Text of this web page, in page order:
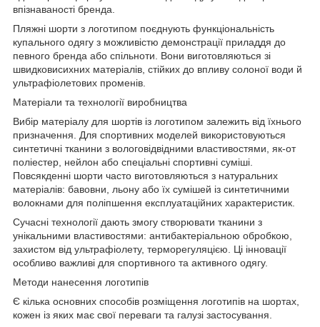
впізнаваності бренда.
Пляжні шорти з логотипом поєднують функціональність
купального одягу з можливістю демонстрації приладдя до
певного бренда або спільноти. Вони виготовляються зі
швидковисихних матеріалів, стійких до впливу солоної води й
ультрафіолетових променів.
Матеріали та технології виробництва
Вибір матеріалу для шортів із логотипом залежить від їхнього
призначення. Для спортивних моделей використовуються
синтетичні тканини з вологовідвідними властивостями, як-от
поліестер, нейлон або спеціальні спортивні суміші.
Повсякденні шорти часто виготовляються з натуральних
матеріалів: бавовни, льону або їх сумішей із синтетичними
волокнами для поліпшення експлуатаційних характеристик.
Сучасні технології дають змогу створювати тканини з
унікальними властивостями: антибактеріальною обробкою,
захистом від ультрафіолету, терморегуляцією. Ці інновації
особливо важливі для спортивного та активного одягу.
Методи нанесення логотипів
Є кілька основних способів розміщення логотипів на шортах,
кожен із яких має свої переваги та галузі застосування.